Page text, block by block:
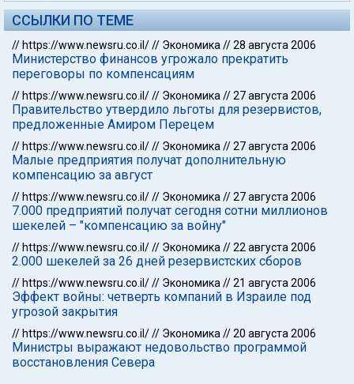
ССЫЛКИ ПО ТЕМЕ
// https://www.newsru.co.il/// Экономика //28 августа 2006
Министерство финансов угрожало прекратить
переговоры по компенсациям
// https://www.newsru.co.il/// Экономика //27 августа 2006
Правительство утвердило льготы для резервистов,
предложенные Амиром Перецем
// https://www.newsru.co.il/// Экономика //27 августа 2006
Малые предприятия получат дополнительную
компенсацию за август
// https://www.newsru.co.il/// Экономика //27 августа 2006
7.000 предприятий получат сегодня сотни миллионов
шекелей – "компенсацию за войну"
// https://www.newsru.co.il/// Экономика //22 августа 2006
2.000 шекелей за 26 дней резервистских сборов
// https://www.newsru.co.il/// Экономика //21 августа 2006
Эффект войны: четверть компаний в Израиле под
угрозой закрытия
// https://www.newsru.co.il/// Экономика //20 августа 2006
Министры выражают недовольство программой
восстановления Севера